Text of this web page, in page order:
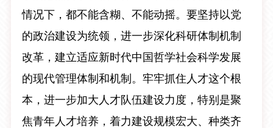
情况下，都不能含糊、不能动摇。要坚持以党
的政治建设为统领，进一步深化科研体制机制
改革，建立适应新时代中国哲学社会科学发展
的现代管理体制和机制。牢牢抓住人才这个根
本，进一步加大人才队伍建设力度，特别是聚
焦青年人才培养，着力建设规模宏大、种类齐